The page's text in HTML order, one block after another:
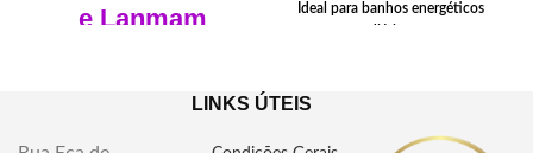
e Lanmam
Ideal para banhos energéticos
Composição:
LINKS ÚTEIS